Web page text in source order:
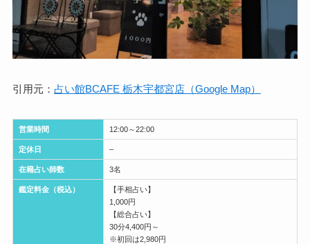
引用元： 占い館BCAFE 栃木宇都宮店（Google Map）
営業時間 12:00～22:00
定休日 –
在籍占い師数 3名
鑑定料金（税込）
【手相占い】
1,000円
【総合占い】
30分4,400円～
※初回は2,980円